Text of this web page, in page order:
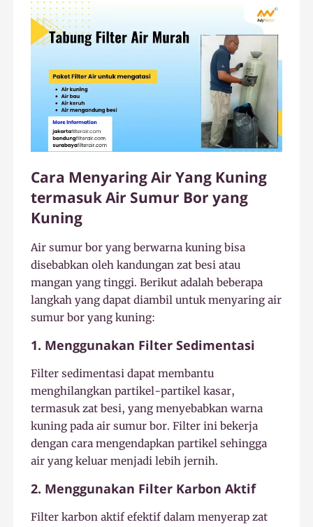
Cara Menyaring Air Yang Kuning
termasuk Air Sumur Bor yang
Kuning
Air sumur bor yang berwarna kuning bisa
disebabkan oleh kandungan zat besi atau
mangan yang tinggi. Berikut adalah beberapa
langkah yang dapat diambil untuk menyaring air
sumur bor yang kuning:
1. Menggunakan Filter Sedimentasi
Filter sedimentasi dapat membantu
menghilangkan partikel-partikel kasar,
termasuk zat besi, yang menyebabkan warna
kuning pada air sumur bor. Filter ini bekerja
dengan cara mengendapkan partikel sehingga
air yang keluar menjadi lebih jernih.
2. Menggunakan Filter Karbon Aktif
Filter karbon aktif efektif dalam menyerap zat